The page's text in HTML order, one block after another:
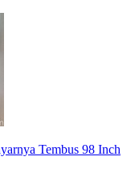
Tembus 98 Inch